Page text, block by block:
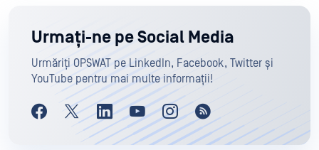
Urmați-ne pe Social Media
Urmăriți OPSWAT pe LinkedIn, Facebook, Twitter și
YouTube pentru mai multe informații!